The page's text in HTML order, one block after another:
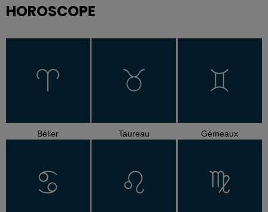
HOROSCOPE
Bélier Taureau Gémeaux